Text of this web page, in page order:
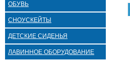
ОБУВЬ
СНОУСКЕЙТЫ
ДЕТСКИЕ СИДЕНЬЯ
ЛАВИННОЕ ОБОРУДОВАНИЕ